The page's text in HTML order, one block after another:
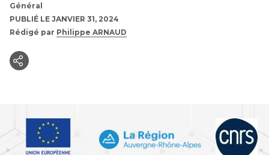
Général
PUBLIÉ LE JANVIER 31, 2024
Rédigé par Philippe ARNAUD